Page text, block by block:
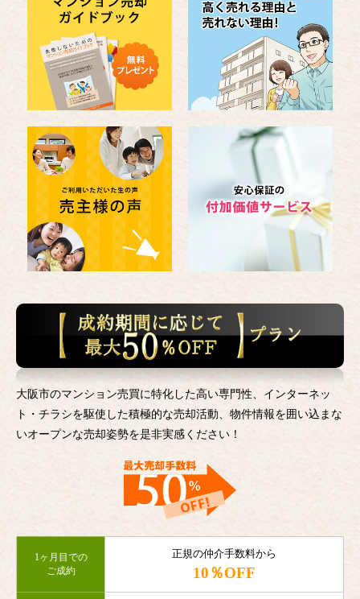
大阪市のマンション売買に特化した高い専門性、インターネッ
ト・チラシを駆使した積極的な売却活動、 物件情報を囲い込まな
いオープンな売却姿勢を是非実感ください！
1ヶ月目での
ご成約
正規の仲介手数料から
10％OFF